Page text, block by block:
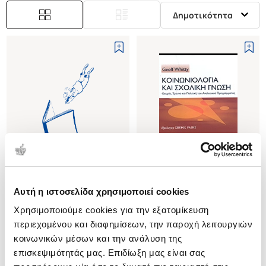
Αυτή η ιστοσελίδα χρησιμοποιεί cookies
Χρησιμοποιούμε cookies για την εξατομίκευση
περιεχομένου και διαφημίσεων, την παροχή λειτουργιών
κοινωνικών μέσων και την ανάλυση της
επισκεψιμότητάς μας. Επιδίωξη μας είναι σας
Δημοτικότητα
(0)
(P/B) SOCIOLOGY AND SCHOOL
KNOWLEDGE
WHITTY GEOFF
Κωδ. Πολιτείας:3707-1150
ΚΟΙΝΩΝΙΟΛΟΓΙΑ ΚΑΙ ΣΧΟΛΙΚΗ
ΓΝΩΣΗ
ΘΕΩΡΙΑ, ΕΡΕΥΝΑ ΚΑΙ ΠΟΛΙΤΙΚΗ
ΤΟΥ ΑΝΑΛΥΤΙΚΟΥ
ΠΡΟΓΡΑΜΜΑΤΟΣ
WHITTY GEOFF
Κωδ. Πολιτείας:1568-0072